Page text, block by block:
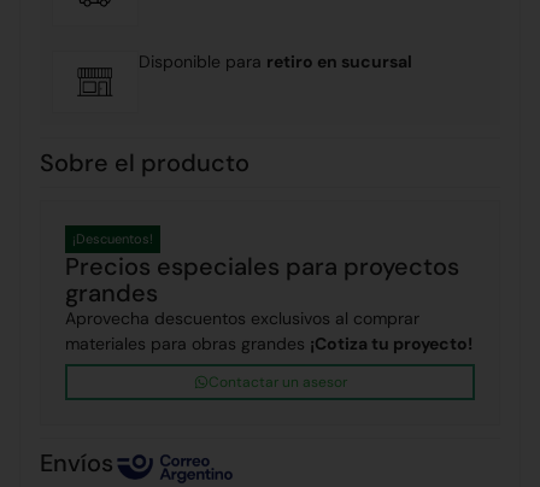
Disponible para retiro en sucursal
Sobre el producto
Precios especiales para proyectos
grandes
¡Descuentos!
Aprovecha descuentos exclusivos al comprar
materiales para obras grandes ¡Cotiza tu proyecto!
Contactar un asesor
Envíos